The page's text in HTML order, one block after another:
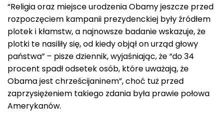
“Religia oraz miejsce urodzenia Obamy jeszcze przed
rozpoczęciem kampanii prezydenckiej były źródłem
plotek i kłamstw, a najnowsze badanie wskazuje, że
plotki te nasiliły się, od kiedy objął on urząd głowy
państwa” – pisze dziennik, wyjaśniając, że “do 34
procent spadł odsetek osób, które uważają, że
Obama jest chrześcijaninem”, choć tuż przed
zaprzysiężeniem takiego zdania była prawie połowa
Amerykanów.